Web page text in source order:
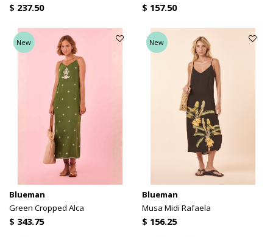
$ 237.50 $ 157.50
New
Blueman
Green Cropped Alca
$ 343.75
New
Blueman
Musa Midi Rafaela
$ 156.25